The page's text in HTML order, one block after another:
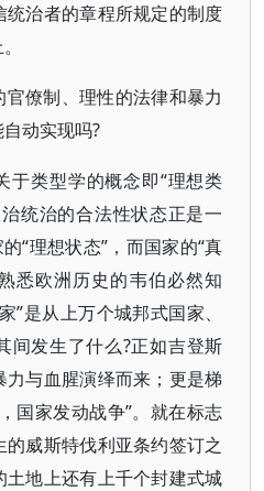
治者的章程所规定的制度
僚制、理性的法律和暴力
动实现吗?
于类型学的概念即“理想类
统治的合法性状态正是一
“理想状态”，而国家的“真
悉欧洲历史的韦伯必然知
”是从上万个城邦式国家、
间发生了什么?正如吉登斯
与血腥演绎而来；更是梯
国家发动战争”。就在标志
威斯特伐利亚条约签订之
地上还有上千个封建式城